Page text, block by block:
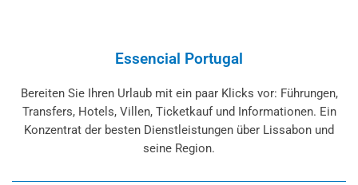
Essencial Portugal
Bereiten Sie Ihren Urlaub mit ein paar Klicks vor: Führungen,
Transfers, Hotels, Villen, Ticketkauf und Informationen. Ein
Konzentrat der besten Dienstleistungen über Lissabon und
seine Region.